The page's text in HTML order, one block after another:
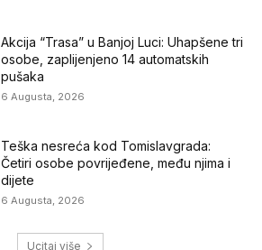
Akcija “Trasa” u Banjoj Luci: Uhapšene tri
osobe, zaplijenjeno 14 automatskih
pušaka
6 Augusta, 2026
Teška nesreća kod Tomislavgrada:
Četiri osobe povrijeđene, među njima i
dijete
6 Augusta, 2026
Ucitaj više